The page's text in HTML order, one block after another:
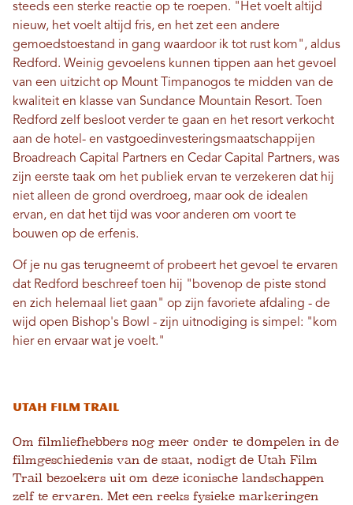
steeds een sterke reactie op te roepen. "Het voelt altijd
nieuw, het voelt altijd fris, en het zet een andere
gemoedstoestand in gang waardoor ik tot rust kom", aldus
Redford. Weinig gevoelens kunnen tippen aan het gevoel
van een uitzicht op Mount Timpanogos te midden van de
kwaliteit en klasse van Sundance Mountain Resort. Toen
Redford zelf besloot verder te gaan en het resort verkocht
aan de hotel- en vastgoedinvesteringsmaatschappijen
Broadreach Capital Partners en Cedar Capital Partners, was
zijn eerste taak om het publiek ervan te verzekeren dat hij
niet alleen de grond overdroeg, maar ook de idealen
ervan, en dat het tijd was voor anderen om voort te
bouwen op de erfenis.
Of je nu gas terugneemt of probeert het gevoel te ervaren
dat Redford beschreef toen hij "bovenop de piste stond
en zich helemaal liet gaan" op zijn favoriete afdaling - de
wijd open Bishop's Bowl - zijn uitnodiging is simpel: "kom
hier en ervaar wat je voelt."
Utah Film Trail
Om filmliefhebbers nog meer onder te dompelen in de
filmgeschiedenis van de staat, nodigt de Utah Film
Trail bezoekers uit om deze iconische landschappen
zelf te ervaren. Met een reeks fysieke markeringen